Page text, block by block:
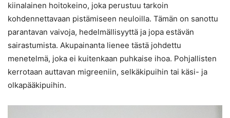
kiinalainen hoitokeino, joka perustuu tarkoin
kohdennettavaan pistämiseen neuloilla. Tämän on sanottu
parantavan vaivoja, hedelmällisyyttä ja jopa estävän
sairastumista. Akupainanta lienee tästä johdettu
menetelmä, joka ei kuitenkaan puhkaise ihoa. Pohjallisten
kerrotaan auttavan migreeniin, selkäkipuihin tai käsi- ja
olkapääkipuihin.